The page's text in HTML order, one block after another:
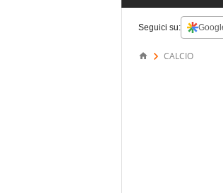
Seguici su:
CALCIO